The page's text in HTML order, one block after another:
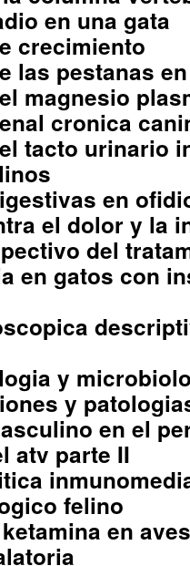
en una gata
crecimiento
las pestanas
magnesio
cronica
tacto urinario
en
el dolor y la
del
en gatos con
y
y
en el
atv parte II
felino
en